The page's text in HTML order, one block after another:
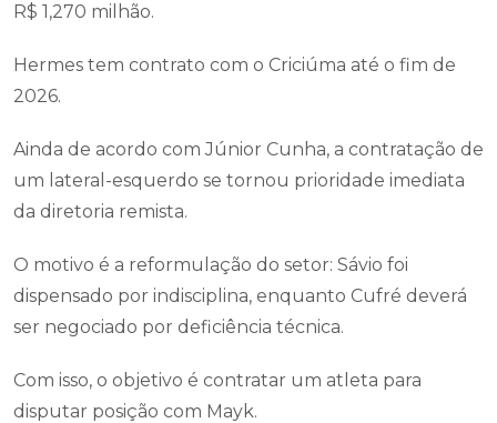
R$ 1,270 milhão.
Hermes tem contrato com o Criciúma até o fim de
2026.
Ainda de acordo com Júnior Cunha, a contratação de
um lateral-esquerdo se tornou prioridade imediata
da diretoria remista.
O motivo é a reformulação do setor: Sávio foi
dispensado por indisciplina, enquanto Cufré deverá
ser negociado por deficiência técnica.
Com isso, o objetivo é contratar um atleta para
disputar posição com Mayk.